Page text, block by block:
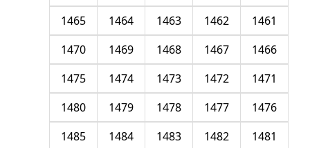
1461
1462
1463
1464
1465
1466
1467
1468
1469
1470
1471
1472
1473
1474
1475
1476
1477
1478
1479
1480
1481
1482
1483
1484
1485